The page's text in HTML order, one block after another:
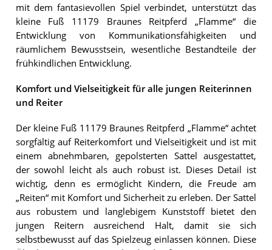
mit dem fantasievollen Spiel verbindet, unterstützt das
kleine Fuß 11179 Braunes Reitpferd „Flamme“ die
Entwicklung von Kommunikationsfähigkeiten und
räumlichem Bewusstsein, wesentliche Bestandteile der
frühkindlichen Entwicklung.
Komfort und Vielseitigkeit für alle jungen Reiterinnen
und Reiter
Der kleine Fuß 11179 Braunes Reitpferd „Flamme“ achtet
sorgfältig auf Reiterkomfort und Vielseitigkeit und ist mit
einem abnehmbaren, gepolsterten Sattel ausgestattet,
der sowohl leicht als auch robust ist. Dieses Detail ist
wichtig, denn es ermöglicht Kindern, die Freude am
„Reiten“ mit Komfort und Sicherheit zu erleben. Der Sattel
aus robustem und langlebigem Kunststoff bietet den
jungen Reitern ausreichend Halt, damit sie sich
selbstbewusst auf das Spielzeug einlassen können. Diese